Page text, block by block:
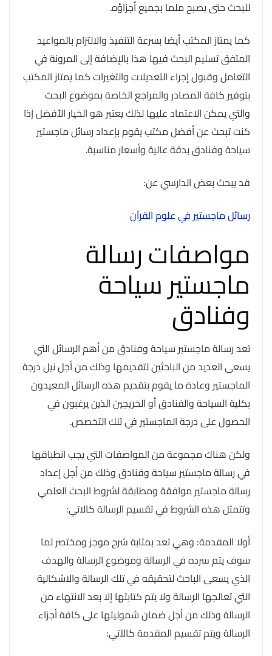
للبحث حتى يصبح ملما بجميع أجزاؤه.
كما يمتاز المكتب أيضا بسرعة التنفيذ والالتزام بالمواعيد
المتفق تسليم البحث فيها هذا بالإضافة إلى المرونة في
التعامل وقبول إجراء التعديلات والتغيرات كما يمتاز المكتب
بتوفير كافة المصادر والمراجع الخاصة بموضوع البحث
والتي يمكن الاعتماد عليها لذلك يعتبر هو الخيار الأفضل إذا
كنت تبحث عن أفضل مكتب يقوم بإعداد رسائل ماجستير
سياحة وفنادق بدقة عالية وأسعار مناسبة.
قد يبحث بعض الدارسي عن:
رسائل ماجستير في علوم القرآن
مواصفات رسالة
ماجستير سياحة
وفنادق
تعد رسالة ماجستير سياحة وفنادق من أهم الرسائل التي
يسعى العديد من الباحثين لتقديمها وذلك من أجل نيل درجة
الماجستير وعادة ما يقوم بتقديم هذه الرسائل المعيدون
بكلية السياحة والفنادق أو الخريجين الذين يرغبون في
الحصول على درجة الماجستير في تلك التخصص.
ولكن هناك مجموعة من المواصفات التي يجب انطباقها
في رسالة ماجستير سياحة وفنادق وذلك من أجل إعداد
رسالة ماجستير موافقة ومطابقة لشروط البحث العلمي
وتتمثل هذه الشروط في تقسيم الرسالة كالاتي:
أولا المقدمة: وهي تعد بمثابة شرح موجز ومختصر لما
سوف يتم سرده في الرسالة وموضوع الرسالة والهدف
الذي يسعى الباحث لتحقيقه في تلك الرسالة والاشكالية
التي تعالجها الرسالة ولا يتم كتابتها إلا بعد الانتهاء من
الرسالة وذلك من أجل ضمان شموليتها على كافة أجزاء
الرسالة ويتم تقسيم المقدمة كالآتي: